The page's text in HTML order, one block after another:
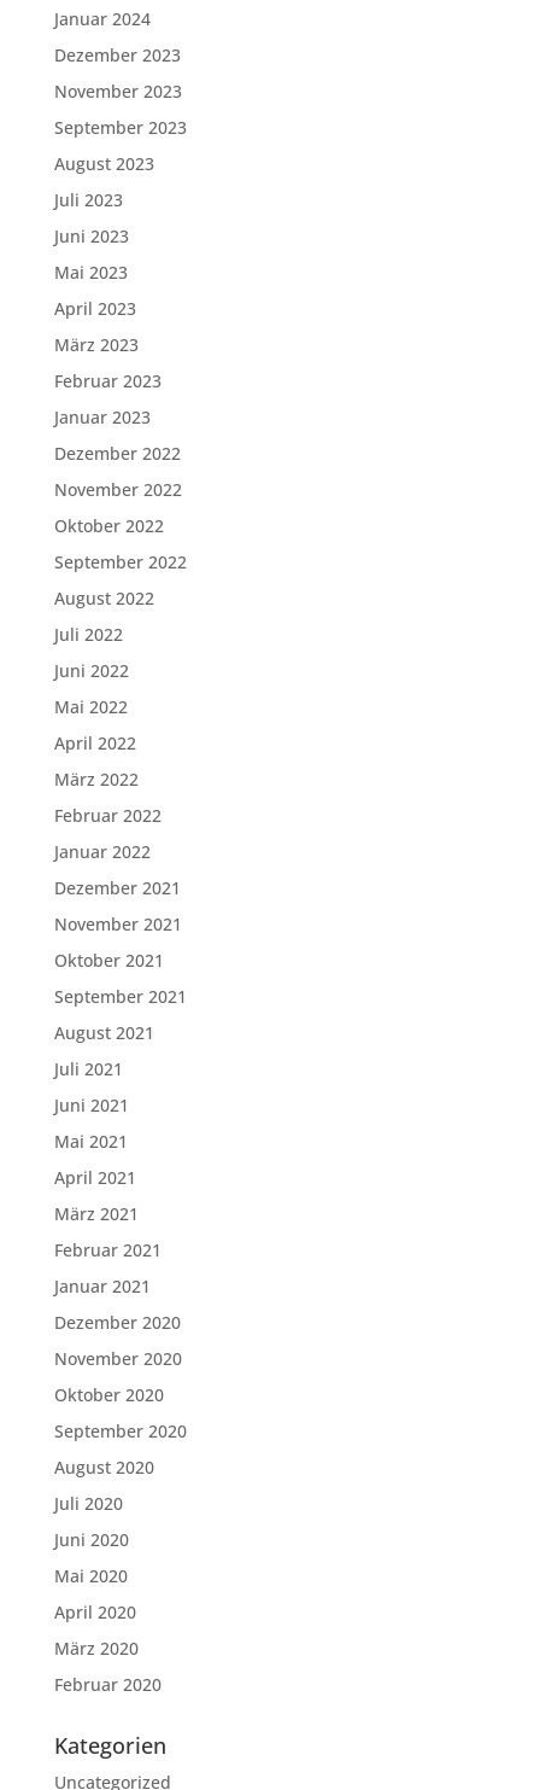
Januar 2024
Dezember 2023
November 2023
September 2023
August 2023
Juli 2023
Juni 2023
Mai 2023
April 2023
März 2023
Februar 2023
Januar 2023
Dezember 2022
November 2022
Oktober 2022
September 2022
August 2022
Juli 2022
Juni 2022
Mai 2022
April 2022
März 2022
Februar 2022
Januar 2022
Dezember 2021
November 2021
Oktober 2021
September 2021
August 2021
Juli 2021
Juni 2021
Mai 2021
April 2021
März 2021
Februar 2021
Januar 2021
Dezember 2020
November 2020
Oktober 2020
September 2020
August 2020
Juli 2020
Juni 2020
Mai 2020
April 2020
März 2020
Februar 2020
Kategorien
Uncategorized